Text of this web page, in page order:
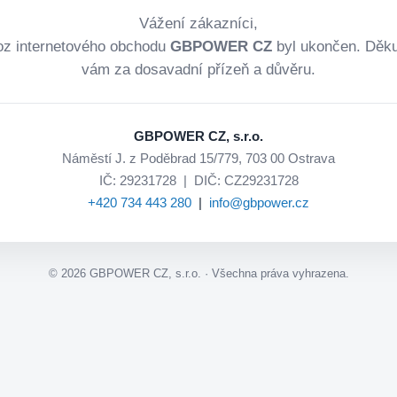
Vážení zákazníci,
internetového obchodu GBPOWER CZbyl ukončen.
vám za dosavadní přízeň a důvěru.
GBPOWER CZ, s.r.o.
Náměstí J. z Poděbrad 15/779, 703 00 Ostrava
IČ: 29231728 | DIČ: CZ29231728
+420 734 443 280 | info@gbpower.cz
© 2026GBPOWER CZ, s.r.o. · Všechna práva vyhrazena.